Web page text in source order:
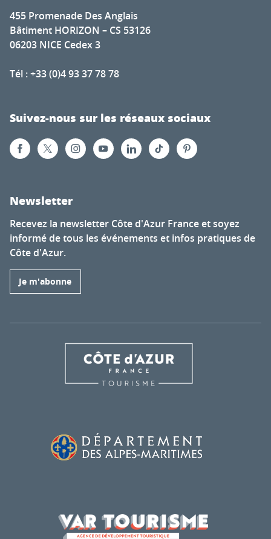
455 Promenade Des Anglais
Bâtiment HORIZON – CS 53126
06203 NICE Cedex 3
Tél : +33 (0)4 93 37 78 78
Suivez-nous sur les réseaux sociaux
Newsletter
Recevez la newsletter Côte d'Azur France et soyez
informé de tous les événements et infos pratiques de
Côte d'Azur.
Je m'abonne